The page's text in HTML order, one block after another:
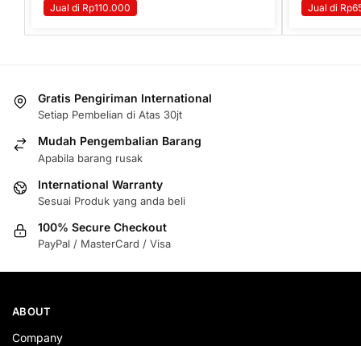
Jual di Rp110.000 Jual di
Gratis Pengiriman International
Setiap Pembelian di Atas 30jt
Mudah Pengembalian Barang
Apabila barang rusak
International Warranty
Sesuai Produk yang anda beli
100% Secure Checkout
PayPal / MasterCard / Visa
ABOUT
Company